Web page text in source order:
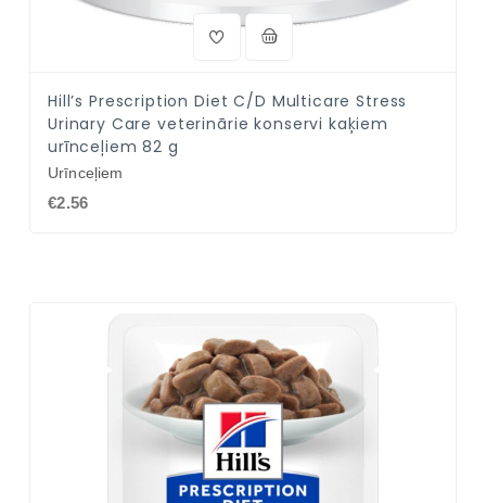
Hill’s Prescription Diet C/D Multicare Stress
Urinary Care veterinārie konservi kaķiem
urīnceļiem 82 g
Urīnceļiem
€2.56